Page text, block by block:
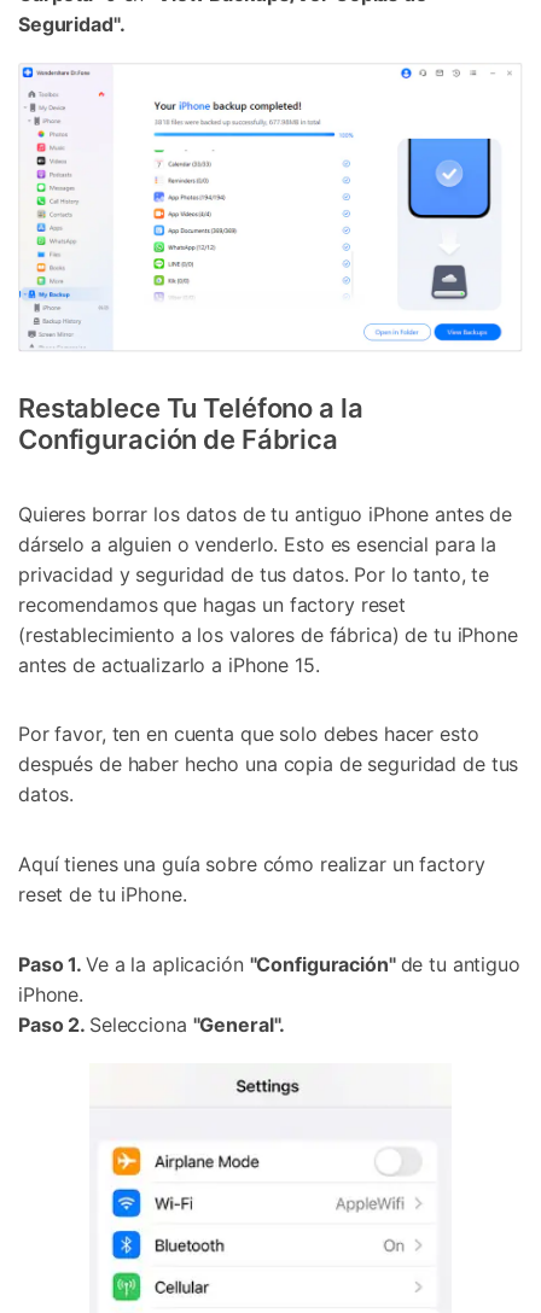
Seguridad".
Restablece Tu Teléfono a la
Configuración de Fábrica
Quieres borrar los datos de tu antiguo iPhone antes de
dárselo a alguien o venderlo. Esto es esencial para la
privacidad y seguridad de tus datos. Por lo tanto, te
recomendamos que hagas un factory reset
(restablecimiento a los valores de fábrica) de tu iPhone
antes de actualizarlo a iPhone 15.
Por favor, ten en cuenta que solo debes hacer esto
después de haber hecho una copia de seguridad de tus
datos.
Aquí tienes una guía sobre cómo realizar un factory
reset de tu iPhone.
Paso 1. Ve a la aplicación "Configuración" de tu antiguo
iPhone.
Paso 2. Selecciona "General".